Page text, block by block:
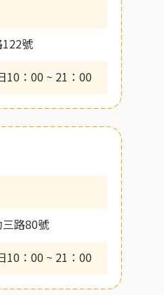
號
10：00 ~ 21：00
路80號
10：00 ~ 21：00